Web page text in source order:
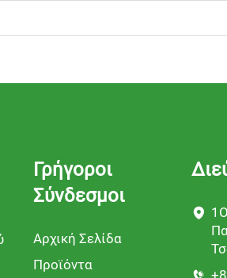
Γρήγοροι
Σύνδεσμοι
Αρχική Σελίδα
Προϊόντα